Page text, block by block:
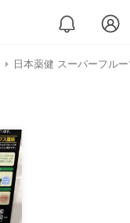
日本薬健 スーパーフル